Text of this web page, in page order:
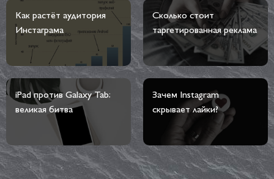
Как растёт аудитория
Инстаграма
Сколько стоит
таргетированная реклама
iPad против Galaxy Tab:
великая битва
Зачем Instagram
скрывает лайки?